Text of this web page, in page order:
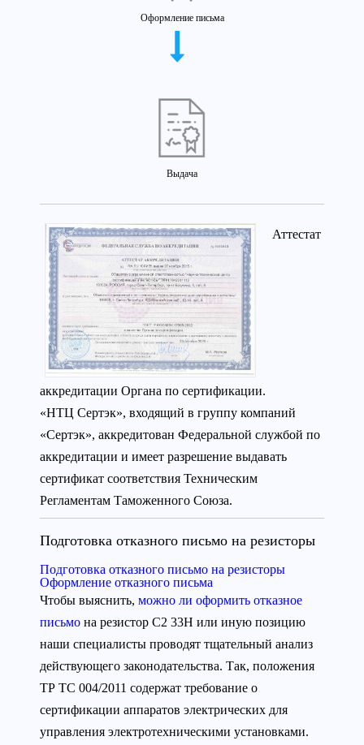
Оформление письма
Выдача
Аттестат
аккредитации Органа по сертификации.
«НТЦ Сертэк», входящий в группу компаний
«Сертэк», аккредитован Федеральной службой по
аккредитации и имеет разрешение выдавать
сертификат соответствия Техническим
Регламентам Таможенного Союза.
Подготовка отказного письмо на резисторы
Подготовка отказного письмо на резисторы
Оформление отказного письма
Чтобы выяснить, можно ли оформить отказное
письмо на резистор С2 33Н или иную позицию
наши специалисты проводят тщательный анализ
действующего законодательства. Так, положения
ТР ТС 004/2011 содержат требование о
сертификации аппаратов электрических для
управления электротехническими установками.